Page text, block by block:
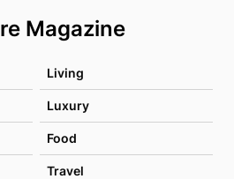
Magazine
Living
Luxury
Food
Travel